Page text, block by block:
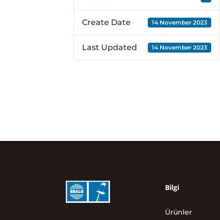
Create Date 14 November 2023
Last Updated 14 November 2023
Bilgi
Ürünler